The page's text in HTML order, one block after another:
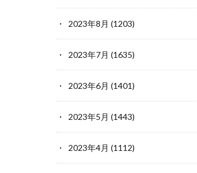
2023年8月 (1203)
2023年7月 (1635)
2023年6月 (1401)
2023年5月 (1443)
2023年4月 (1112)